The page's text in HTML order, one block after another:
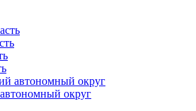
автономный округ
округ